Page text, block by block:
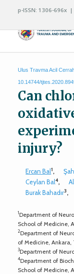
p-ISSN: 1306-696x
Ulus Travma Acil
10.14744/
Can
injury?
Ercan Bal1,
Ceylan Bal4,
Burak Bahadır3,
1Department of
School of Medicine,
2Department of
of Medicine, Ankara,
3Department of
4Department of
School of Medicine,